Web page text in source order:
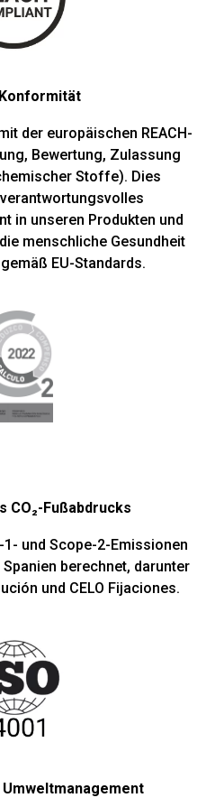
Konformität
der europäischen REACH-
Bewertung, Zulassung
Stoffe). Dies
in unseren Produkten und
menschliche Gesundheit
EU-Standards.
CO₂-Fußabdrucks
und Scope-2-Emissionen
berechnet, darunter
und CELO Fijaciones.